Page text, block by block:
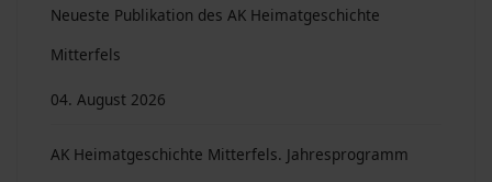
Neueste Publikation des AK Heimatgeschichte
Mitterfels
04. August 2026
AK Heimatgeschichte Mitterfels. Jahresprogramm